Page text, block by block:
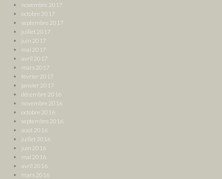
novembre 2017
octobre 2017
septembre 2017
juillet 2017
juin 2017
mai 2017
avril 2017
mars 2017
février 2017
janvier 2017
décembre 2016
novembre 2016
octobre 2016
septembre 2016
août 2016
juillet 2016
juin 2016
mai 2016
avril 2016
mars 2016